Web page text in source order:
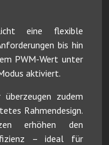
eine flexible
bis hin
PWM-Wert unter
aktiviert.
zudem
Rahmendesign.
erhöhen den
– ideal für